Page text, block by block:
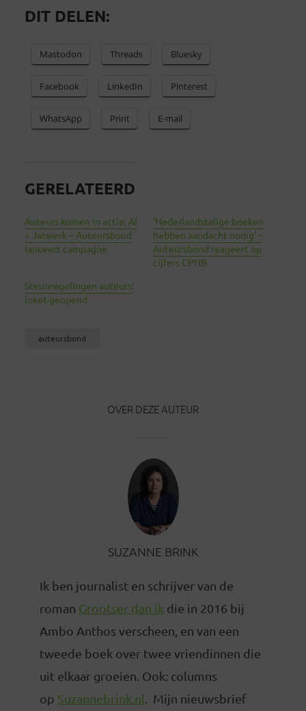
DIT DELEN:
Mastodon Threads Bluesky
Facebook LinkedIn Pinterest
WhatsApp Print E-mail
GERELATEERD
Auteurs komen in actie: AI
= Jatwerk – Auteursbond
lanceert campagne
‘Nederlandstalige boeken
hebben aandacht nodig’ –
Auteursbond reageert op
cijfers CPNB
Steunregelingen auteurs:
loket geopend
auteursbond
OVER DEZE AUTEUR
SUZANNE BRINK
Ik ben journalist en schrijver van de
roman Grootser dan ik die in 2016 bij
Ambo Anthos verscheen, en van een
tweede boek over twee vriendinnen die
uit elkaar groeien. Ook: columns
op Suzannebrink.nl
. Mijn nieuwsbrief